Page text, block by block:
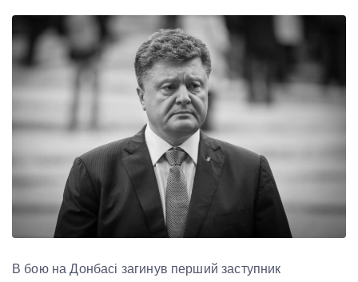
В бою на Донбасі загинув перший заступник